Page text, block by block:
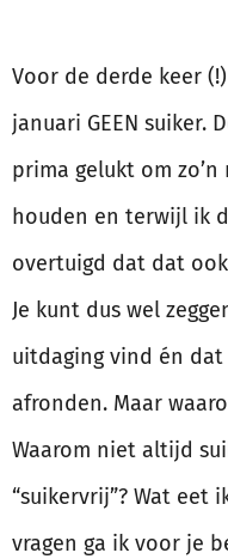
Voor de derde keer
januari GEEN suiker.
prima gelukt om
houden en terwijl ik
overtuigd dat dat
Je kunt dus wel
uitdaging vind én dat
afronden. Maar
Waarom niet altijd
“suikervrij”? Wat eet
vragen ga ik voor je